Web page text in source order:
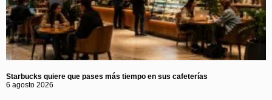
Starbucks quiere que pases más tiempo en sus cafeterías
6 agosto 2026